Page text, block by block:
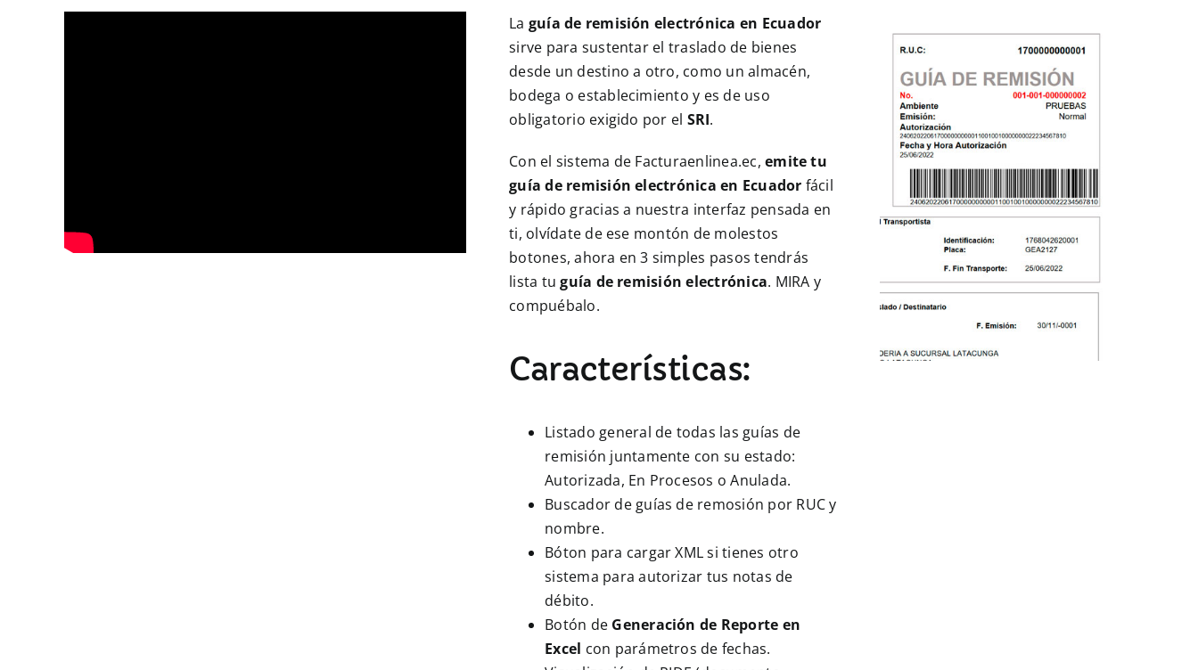
La guía de remisión electrónica en Ecuador
sirve para sustentar el traslado de bienes
desde un destino a otro, como un almacén,
bodega o establecimiento y es de uso
obligatorio exigido por el SRI.
Con el sistema de Facturaenlinea.ec,emite tu
guía de remisión electrónica en Ecuador fácil
y rápido gracias a nuestra interfaz pensada en
ti, olvídate de ese montón de molestos
botones, ahora en 3 simples pasos tendrás
lista tuguía de remisión electrónica. MIRA y
compuébalo.
Características:
Listado general de todas las guías de
remisión juntamente con su estado:
Autorizada, En Procesos o Anulada.
Buscador de guías de remosión por RUC y
nombre.
Bóton para cargar XML si tienes otro
sistema para autorizar tus notas de
débito.
Botón de Generación de Reporte en
Excel con parámetros de fechas.